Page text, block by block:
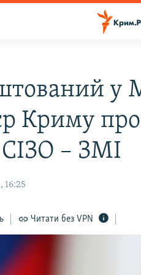
у
Криму
СІЗО – ЗМІ
16:25
Читати без VPN